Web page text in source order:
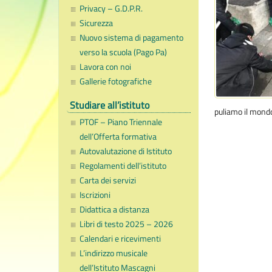
Privacy – G.D.P.R.
Sicurezza
Nuovo sistema di pagamento
verso la scuola (Pago Pa)
Lavora con noi
Gallerie fotografiche
Studiare all’istituto
PTOF – Piano Triennale
dell’Offerta formativa
Autovalutazione di Istituto
Regolamenti dell’istituto
Carta dei servizi
Iscrizioni
Didattica a distanza
Libri di testo 2025 – 2026
Calendari e ricevimenti
L’indirizzo musicale
dell’Istituto Mascagni
puliamo il